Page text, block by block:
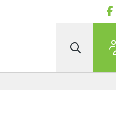
Rechercher